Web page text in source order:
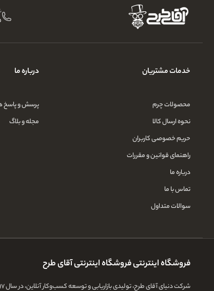
خدمات مشتریان
محصولات چرم
نحوه ارسال کالا
حریم خصوصی کاربران
راهنمای قوانین و مقررات
درباره ما
تماس با ما
سوالات متداول
درباره ما
پرسش و پاسخ
مجله و بلاگ
فروشگاه اینترنتی فروشگاه اینترنتی آقای طرح